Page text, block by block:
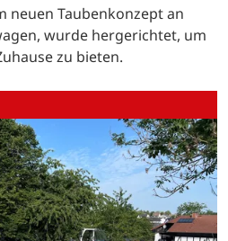
neuen Taubenkonzept an
wurde hergerichtet, um
zu bieten.